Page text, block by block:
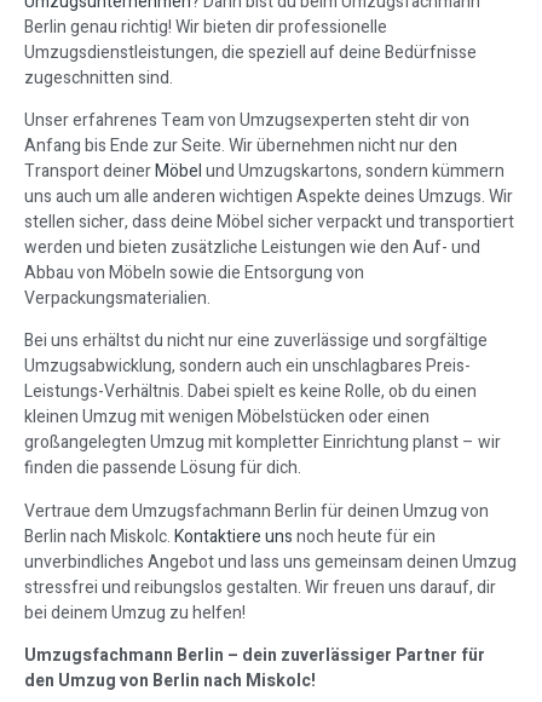
Berlin genau richtig! Wir bieten dir professionelle
Umzugsdienstleistungen, die speziell auf deine Bedürfnisse
zugeschnitten sind.
Unser erfahrenes Team von Umzugsexperten steht dir von
Anfang bis Ende zur Seite. Wir übernehmen nicht nur den
Transport deinerMöbelund Umzugskartons, sondern kümmern
uns auch um alle anderen wichtigen Aspekte deines Umzugs. Wir
stellen sicher, dass deine Möbel sicher verpackt und transportiert
werden und bieten zusätzliche Leistungen wie den Auf- und
Abbau von Möbeln sowie die Entsorgung von
Verpackungsmaterialien.
Bei uns erhältst du nicht nur eine zuverlässige und sorgfältige
Umzugsabwicklung, sondern auch ein unschlagbares Preis-
Leistungs-Verhältnis. Dabei spielt es keine Rolle, ob du einen
kleinen Umzug mit wenigen Möbelstücken oder einen
großangelegten Umzug mit kompletter Einrichtung planst – wir
finden die passende Lösung für dich.
Vertraue dem Umzugsfachmann Berlin für deinen Umzug von
Berlin nach Miskolc.Kontaktiere unsnoch heute für ein
unverbindliches Angebot und lass uns gemeinsam deinen Umzug
stressfrei und reibungslos gestalten. Wir freuen uns darauf, dir
bei deinem Umzug zu helfen!
Umzugsfachmann Berlin – dein zuverlässiger Partner für
den Umzug von Berlin nach Miskolc!